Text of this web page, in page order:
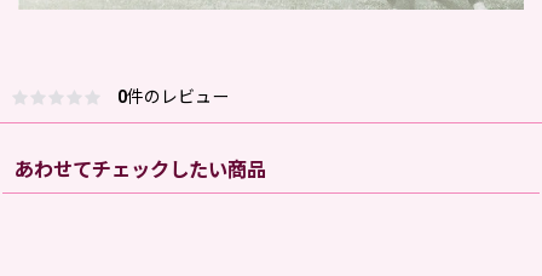
0件のレビュー
あわせてチェックしたい商品